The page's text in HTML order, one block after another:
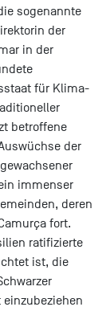
sogenannte
der
in der
für Klima-
betroffene
der
immenser
deren
fort.
ratifizierte
ist, die